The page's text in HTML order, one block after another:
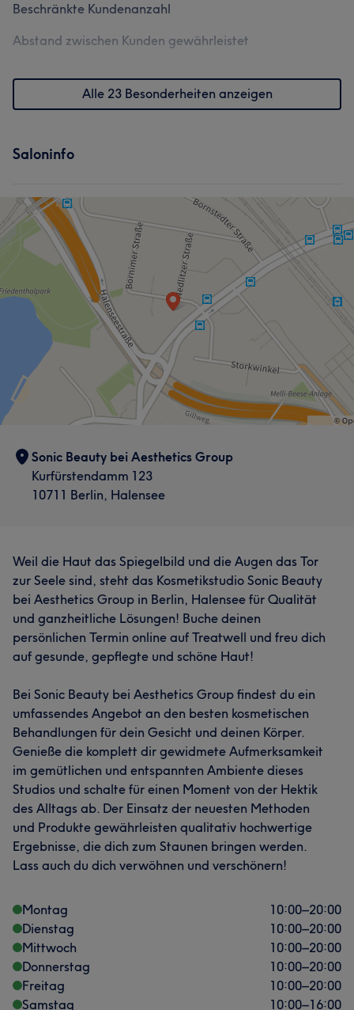
Beschränkte Kundenanzahl
Abstand zwischen Kunden gewährleistet
Alle 23 Besonderheiten anzeigen
Saloninfo
Sonic Beauty bei Aesthetics Group
Kurfürstendamm 123
10711 Berlin, Halensee
Weil die Haut das Spiegelbild und die Augen das Tor
zur Seele sind, steht das Kosmetikstudio Sonic Beauty
bei Aesthetics Group in Berlin, Halensee für Qualität
und ganzheitliche Lösungen! Buche deinen
persönlichen Termin online auf Treatwell und freu dich
auf gesunde, gepflegte und schöne Haut!
Bei Sonic Beauty bei Aesthetics Group findest du ein
umfassendes Angebot an den besten kosmetischen
Behandlungen für dein Gesicht und deinen Körper.
Genieße die komplett dir gewidmete Aufmerksamkeit
im gemütlichen und entspannten Ambiente dieses
Studios und schalte für einen Moment von der Hektik
des Alltags ab. Der Einsatz der neuesten Methoden
und Produkte gewährleisten qualitativ hochwertige
Ergebnisse, die dich zum Staunen bringen werden.
Lass auch du dich verwöhnen und verschönern!
Montag 10:00–20:00
Dienstag
10:00–20:00
Mittwoch
10:00–20:00
Donnerstag
10:00–20:00
Freitag
10:00–20:00
Samstag
10:00–16:00